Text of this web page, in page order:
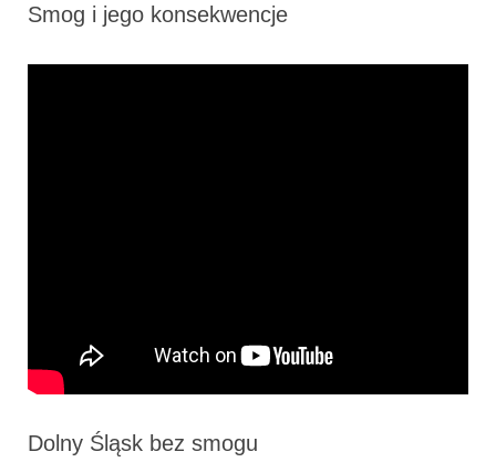
Smog i jego konsekwencje
Dolny Śląsk bez smogu